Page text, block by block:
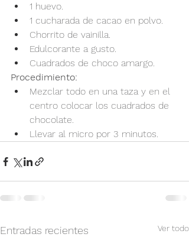
1 huevo.
1 cucharada de cacao en polvo.
Chorrito de vainilla.
Edulcorante a gusto.
Cuadrados de choco amargo.
Procedimiento:
Mezclar todo en una taza y en el
centro colocar los cuadrados de
chocolate.
Llevar al micro por 3 minutos.
Entradas recientes Ver todo